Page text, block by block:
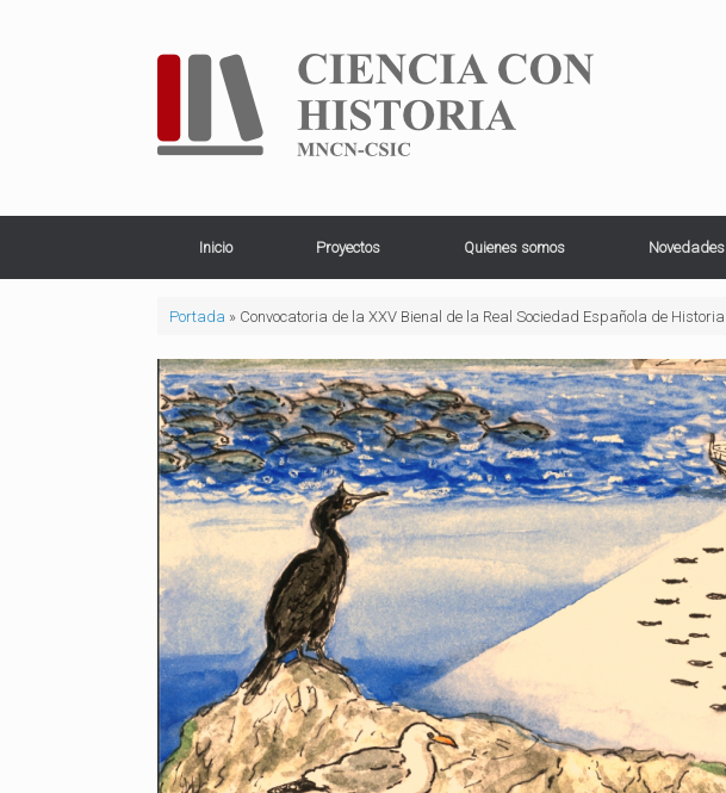
Inicio Proyectos Quienes somos Novedades
Portada » Convocatoria de la XXV Bienal de la Real Sociedad Española de